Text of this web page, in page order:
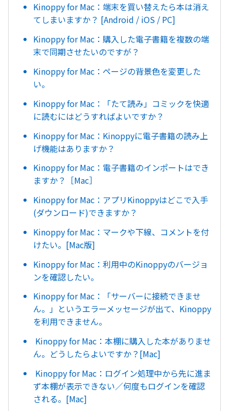
Kinoppy for Mac：端末を買い替えたら本は消え
てしまいますか？ [Android / iOS / PC]
Kinoppy for Mac：購入した電子書籍を複数の端
末で同期させたいのですが？
Kinoppy for Mac：ページの背景色を変更した
い。
Kinoppy for Mac：「たて読み」コミックを快適
に読むにはどうすればよいですか？
Kinoppy for Mac：Kinoppyに電子書籍の読み上
げ機能はありますか？
Kinoppy for Mac：電子書籍のインポートはでき
ますか？［Mac］
Kinoppy for Mac：アプリKinoppyはどこで入手
(ダウンロード)できますか？
Kinoppy for Mac：マークや下線、コメントを付
けたい。[Mac版]
Kinoppy for Mac：利用中のKinoppyのバージョ
ンを確認したい。
Kinoppy for Mac：「サーバーに接続できませ
ん。」というエラーメッセージが出て、Kinoppy
を利用できません。
Kinoppy for Mac：本棚に購入した本がありませ
ん。どうしたらよいですか？[Mac]
Kinoppy for Mac：ログイン処理中から先に進ま
ず本棚が表示できない／何度もログインを確認
される。[Mac]